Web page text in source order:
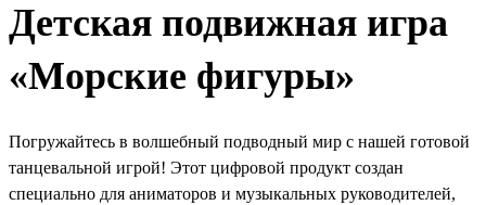
Детская подвижная игра
«Морские фигуры»
Погружайтесь в волшебный подводный мир с нашей готовой
танцевальной игрой! Этот цифровой продукт создан
специально для аниматоров и музыкальных руководителей,